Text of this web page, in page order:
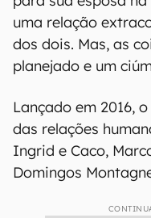
uma relação
dos dois. Mas, as
planejado e um
Lançado em 2016,
das relações
Ingrid e Caco,
Domingos